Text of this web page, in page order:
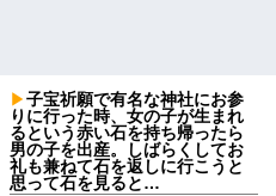
子宝祈願で有名な神社にお参
りに行った時、女の子が生まれ
るという赤い石を持ち帰ったら
男の子を出産。しばらくしてお
礼も兼ねて石を返しに行こうと
思って石を見ると…